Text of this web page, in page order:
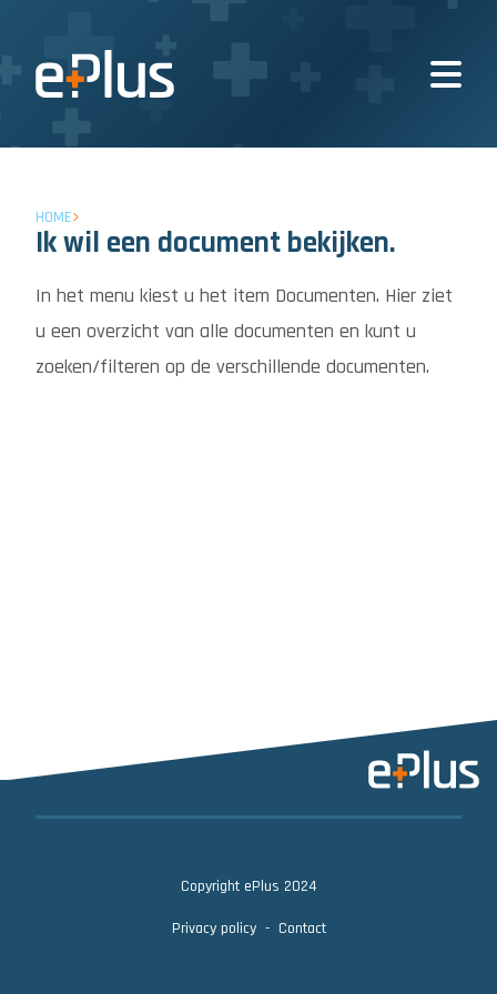
HOME
Ik wil een document bekijken.
In het menu kiest u het item Documenten. Hier ziet
u een overzicht van alle documenten en kunt u
zoeken/filteren op de verschillende documenten.
Copyright ePlus 2024
Privacy policy Contact